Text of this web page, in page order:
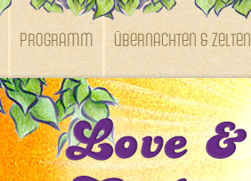
Programm Übernachten & Zelten